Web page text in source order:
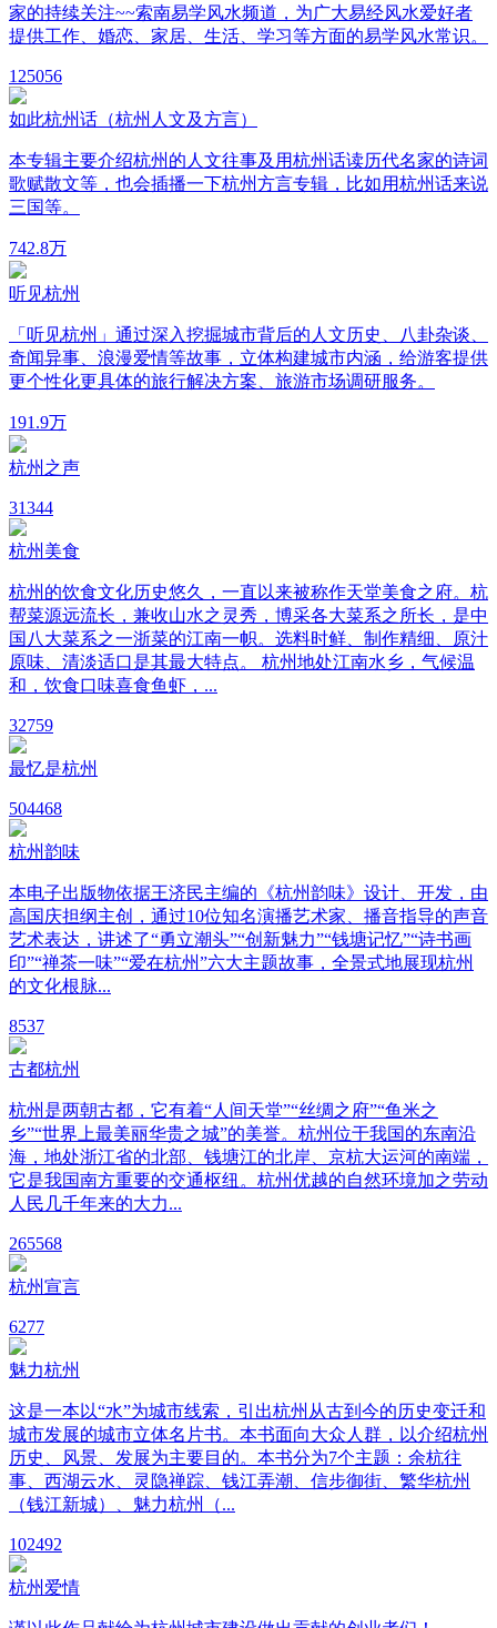
家的持续关注~~索南易学风水频道，为广大易经风水爱好者
提供工作、婚恋、家居、生活、学习等方面的易学风水常识。
125056
如此杭州话（杭州人文及方言）
本专辑主要介绍杭州的人文往事及用杭州话读历代名家的诗词
歌赋散文等，也会插播一下杭州方言专辑，比如用杭州话来说
三国等。
742.8万
听见杭州
「听见杭州」通过深入挖掘城市背后的人文历史、八卦杂谈、
奇闻异事、浪漫爱情等故事，立体构建城市内涵，给游客提供
更个性化更具体的旅行解决方案、旅游市场调研服务。
191.9万
杭州之声
31344
杭州美食
杭州的饮食文化历史悠久，一直以来被称作天堂美食之府。杭
帮菜源远流长，兼收山水之灵秀，博采各大菜系之所长，是中
国八大菜系之一浙菜的江南一帜。选料时鲜、制作精细、原汁
原味、清淡适口是其最大特点。 杭州地处江南水乡，气候温
和，饮食口味喜食鱼虾，...
32759
最忆是杭州
504468
杭州韵味
本电子出版物依据王济民主编的《杭州韵味》设计、开发，由
高国庆担纲主创，通过10位知名演播艺术家、播音指导的声音
艺术表达，讲述了“勇立潮头”“创新魅力”“钱塘记忆”“诗书画
印”“禅茶一味”“爱在杭州”六大主题故事，全景式地展现杭州
的文化根脉...
8537
古都杭州
杭州是两朝古都，它有着“人间天堂”“丝绸之府”“鱼米之
乡”“世界上最美丽华贵之城”的美誉。杭州位于我国的东南沿
海，地处浙江省的北部、钱塘江的北岸、京杭大运河的南端，
它是我国南方重要的交通枢纽。杭州优越的自然环境加之劳动
人民几千年来的大力...
265568
杭州宣言
6277
魅力杭州
这是一本以“水”为城市线索，引出杭州从古到今的历史变迁和
城市发展的城市立体名片书。本书面向大众人群，以介绍杭州
历史、风景、发展为主要目的。本书分为7个主题：余杭往
事、西湖云水、灵隐禅踪、钱江弄潮、信步御街、繁华杭州
（钱江新城）、魅力杭州（...
102492
杭州爱情